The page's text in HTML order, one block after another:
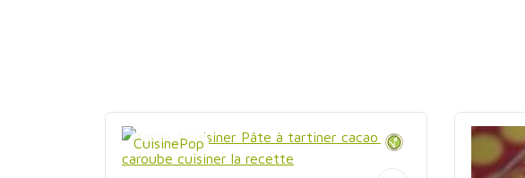
CuisinePop